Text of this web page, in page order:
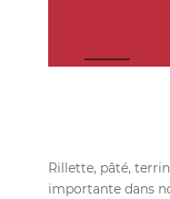
Rillette, pâté,
importante dans